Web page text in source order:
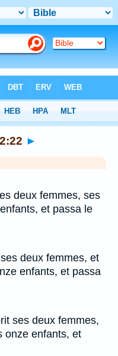
►
deux femmes, ses
et passa le
deux femmes, et
enfants, et passa
ses deux femmes,
onze enfants, et